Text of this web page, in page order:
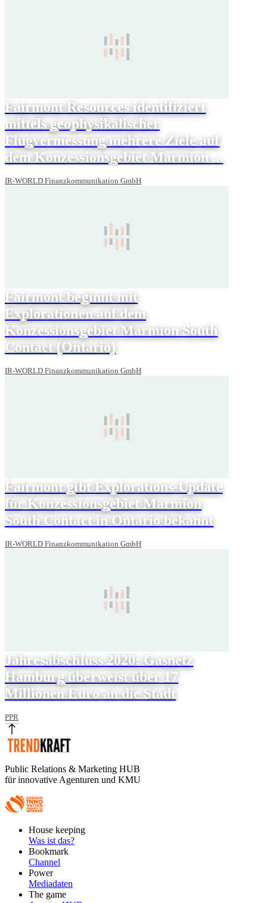
Fairmont Resources identifiziert
mittels geophysikalischer
Flugvermessung mehrere Ziele auf
dem Konzessionsgebiet Marmion ...
IR-WORLD Finanzkommunikation GmbH
Fairmont beginnt mit
Explorationen auf dem
Konzessionsgebiet Marmion South
Contact (Ontario)
IR-WORLD Finanzkommunikation GmbH
Fairmont gibt Explorations-Update
für Konzessionsgebiet Marmion
South Contact in Ontario bekannt
IR-WORLD Finanzkommunikation GmbH
Jahresabschluss 2020: Gasnetz
Hamburg überweist über 17
Millionen Euro an die Stadt
PPR
Public Relations & Marketing HUB
für innovative Agenturen und KMU
FooterHouse keeping
Was ist das?
Bookmark
Channel
Power
Mediadaten
The game